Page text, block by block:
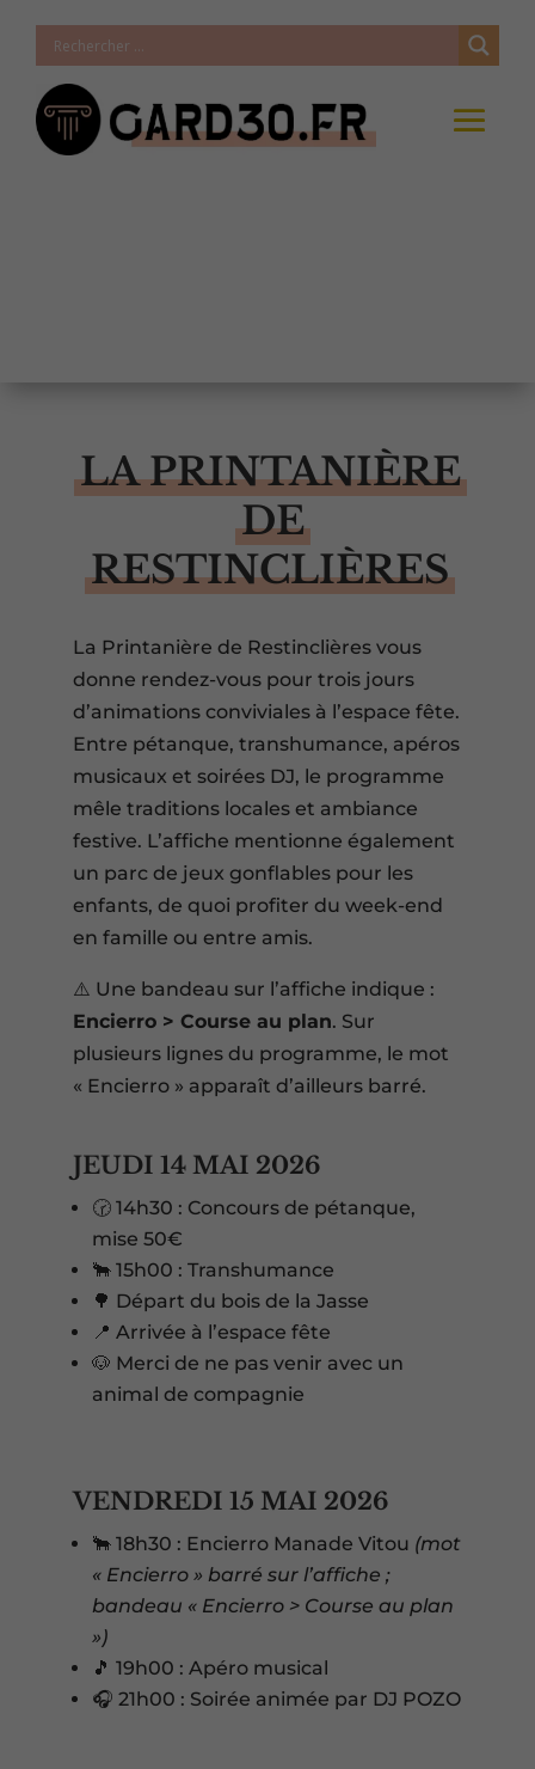
LA PRINTANIÈRE
DE
RESTINCLIÈRES
La Printanière de Restinclières vous
donne rendez-vous pour trois jours
d’animations conviviales à l’espace fête.
Entre pétanque, transhumance, apéros
musicaux et soirées DJ, le programme
mêle traditions locales et ambiance
festive. L’affiche mentionne également
un parc de jeux gonflables pour les
enfants, de quoi profiter du week-end
en famille ou entre amis.
⚠️ Une bandeau sur l’affiche indique :
Encierro > Course au plan. Sur
plusieurs lignes du programme, le mot
« Encierro » apparaît d’ailleurs barré.
JEUDI 14 MAI 2026
🕝 14h30 : Concours de pétanque,
mise 50€
🐂 15h00 : Transhumance
🌳 Départ du bois de la Jasse
📍 Arrivée à l’espace fête
🐶 Merci de ne pas venir avec un
animal de compagnie
VENDREDI 15 MAI 2026
🐂 18h30 : Encierro Manade Vitou (mot
« Encierro » barré sur l’affiche ;
bandeau « Encierro > Course au plan
»)
🎵 19h00 : Apéro musical
🎧 21h00 : Soirée animée par DJ POZO